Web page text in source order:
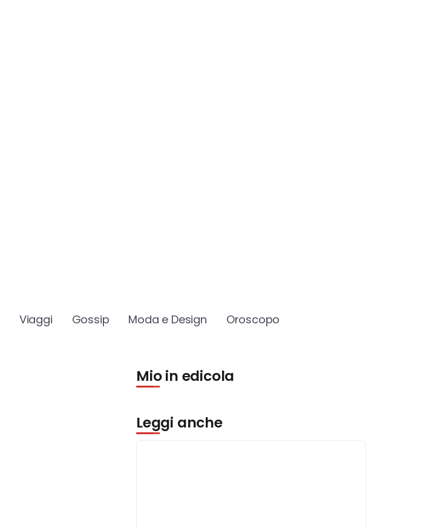
Viaggi Gossip Moda e Design Oroscopo
Mio in edicola
Leggi anche